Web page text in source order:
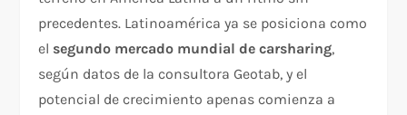
precedentes. Latinoamérica ya se posiciona como
el segundo mercado mundial de carsharing,
según datos de la consultora Geotab, y el
potencial de crecimiento apenas comienza a